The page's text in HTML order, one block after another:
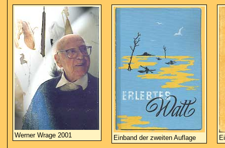
Werner Wrage 2001 Einband der zweiten Auflage